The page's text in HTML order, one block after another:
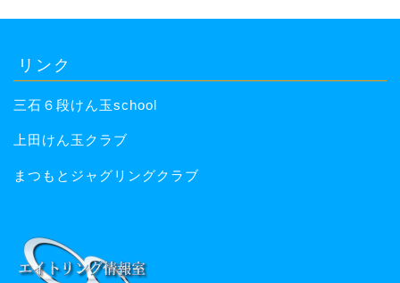
リンク
三石６段けん玉school
上田けん玉クラブ
まつもとジャグリングクラブ